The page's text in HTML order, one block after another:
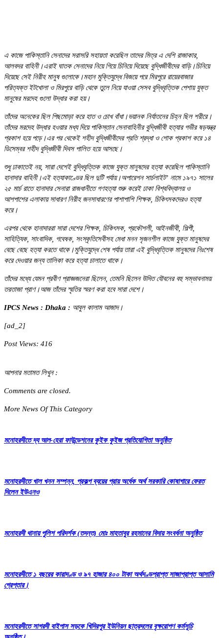
এ কাজে পাকিস্তানি সেনাদের সরাসরি সহায়তা করেছিল তাদের মিত্র এ দেশি রাজাকার,
আলবদর বাহিনী।এরাই ঘাতক সেনাদের নিয়ে গিয়ে চিনিয়ে দিয়েছে বুদ্ধিজীবীদের বাড়ি।চিনিয়ে
দিয়েছে সেই নিরীহ মানুষ গুলোকে।মহান মুক্তিযুদ্ধে বিজয়ে পরে মিরপুরে রায়েরবাজার
পরিত্যক্ত ইটখোলা ও মিরপুরে বাড়ি থেকে তুলে নিয়ে যাওয়া সেসব বুদ্ধিবৃত্তিক পেশায় যুক্ত
মানুষের মরদেহ গুলো উদ্ধার করা হয়।
তাঁদের অনেকের ছিল পিছমোড়া করে হাত ও চোখ বাঁধা।ভয়ানক নির্যাতনের চিহ্ন ছিল শরীরে।
তাঁদের মরদেহ উদ্ধার হওয়ার মধ্য দিয়ে পাকিস্তান সেনাবাহিনীর বুদ্ধিজীবী হত্যার গভীর ষড়যন্ত্র
প্রকাশ হয়ে পড়ে।এর পর থেকেই শহীদ বুদ্ধিজীবীদের প্রতি শ্রদ্ধা ও শোক প্রকাশ করে ১৪
ডিসেম্বর শহীদ বুদ্ধিজীবী দিবস পালিত হয়ে আসছে।
শুধু ঢাকাতেই নয়, সারা দেশেই বুদ্ধিবৃত্তিক কাজে যুক্ত মানুষদের হত্যা করেছিল পাকিস্তানি
হানাদার বাহিনী।এই হত্যাকাণ্ডের ছিল দুটি পর্যায়।অপারেশন সার্চলাইট’ নামে ১৯৭১ সালের
২৫ মার্চ রাতে হানাদার সেনারা রাজধানীতে গণহত্যা শুরু করেই ঢাকা বিশ্ববিদ্যালয় ও
আশপাশের এলাকায় সাধারণ নিরীহ জনসাধারণের পাশাপাশি শিক্ষক, চিকিৎসকদেরও হত্যা
করে।
এরপর থেকে হানাদাররা সারা দেশের শিক্ষক, চিকিৎসক, প্রকৌশলী, আইনজীবী, শিল্পী,
সাহিত্যিক, সাংবাদিক, গবেষক, সংস্কৃতিসেবীসহ মেধা মনন সৃজনশীল কাজে যুক্ত মানুষদের
বেছে বেছে হত্যা করতে থাকে।মুক্তিযুদ্ধে শেষ পর্যায় তারা এই বুদ্ধিবৃত্তিক মানুষদের নিঃশেষ
করে দেওয়ার জন্য তালিকা করে হত্যা চালাতে থাকে।
তাঁদের মধ্যে যেমন প্রবীণ প্রাজ্ঞজনেরা ছিলেন, তেমনি ছিলেন উদিত যৌবনের বহু সম্ভাবনাময়
তরতাজা প্রাণ।আজ তাঁদের স্মৃতির স্মরণ করা হবে সারা দেশে।
IPCS News : Dhaka : আবুল কালাম আজাদ।
[ad_2]
Post Views: 416
আপনার মতামত লিখুন :
Comments are closed.
More News Of This Category
মনোহরদীতে দ্য আল-হেরা ফাউন্ডেশনের কুইক কুইজ প্রতিযোগিতা অনুষ্ঠিত
মনোহরদীতে খাল খনন সম্পন্ন, প্রকল্প ব্যয়ের প্রায় অর্ধেক অর্থ সরকারি কোষাগারে ফেরত
দিলেন ইউএনও
মনোহরদী থানায় পুলিশ পরিদর্শক (তদন্ত) মোঃ মাহতাবুর রহমানের বিদায় সংবর্ধনা অনুষ্ঠিত
মনোহরদীতে ১ বছরের কারাদণ্ড ও ৯৭ হাজার ৪০০ টাকা অর্থদণ্ডপ্রাপ্ত সাজাপ্রাপ্ত আসামি
গ্রেপ্তার।
মনোহরদীতে সাগরদী বাইপাস সড়কে খিদিরপুর ইউনিয়ন ছাত্রদলের বৃক্ষরোপণ কর্মসূচি